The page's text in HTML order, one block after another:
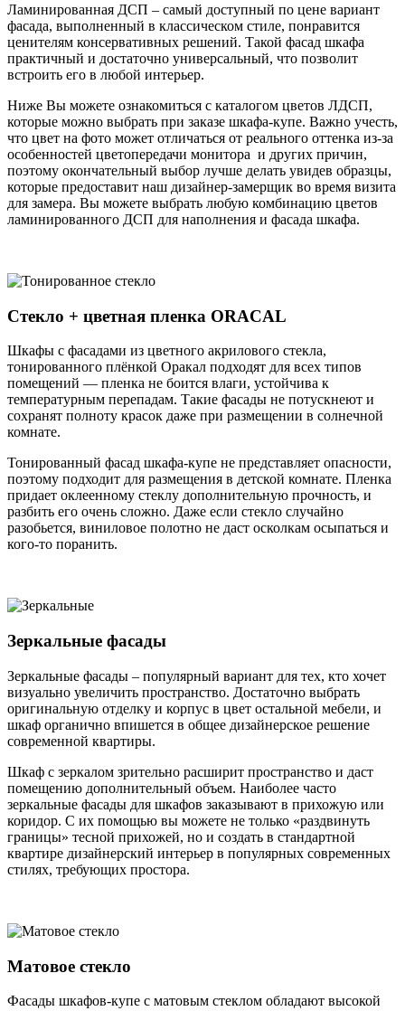
Ламинированная ДСП – самый доступный по цене вариант
фасада, выполненный в классическом стиле, понравится
ценителям консервативных решений. Такой фасад шкафа
практичный и достаточно универсальный, что позволит
встроить его в любой интерьер.
Ниже Вы можете ознакомиться с каталогом цветов ЛДСП,
которые можно выбрать при заказе шкафа-купе. Важно учесть,
что цвет на фото может отличаться от реального оттенка из-за
особенностей цветопередачи монитора и других причин,
поэтому окончательный выбор лучше делать увидев образцы,
которые предоставит наш дизайнер-замерщик во время визита
для замера. Вы можете выбрать любую комбинацию цветов
ламинированного ДСП для наполнения и фасада шкафа.
Стекло + цветная пленка ORACAL
Шкафы с фасадами из цветного акрилового стекла,
тонированного плёнкой Оракал подходят для всех типов
помещений — пленка не боится влаги, устойчива к
температурным перепадам. Такие фасады не потускнеют и
сохранят полноту красок даже при размещении в солнечной
комнате.
Тонированный фасад шкафа-купе не представляет опасности,
поэтому подходит для размещения в детской комнате. Пленка
придает оклеенному стеклу дополнительную прочность, и
разбить его очень сложно. Даже если стекло случайно
разобьется, виниловое полотно не даст осколкам осыпаться и
кого-то поранить.
Зеркальные фасады
Зеркальные фасады – популярный вариант для тех, кто хочет
визуально увеличить пространство. Достаточно выбрать
оригинальную отделку и корпус в цвет остальной мебели, и
шкаф органично впишется в общее дизайнерское решение
современной квартиры.
Шкаф с зеркалом зрительно расширит пространство и даст
помещению дополнительный объем. Наиболее часто
зеркальные фасады для шкафов заказывают в прихожую или
коридор. С их помощью вы можете не только «раздвинуть
границы» тесной прихожей, но и создать в стандартной
квартире дизайнерский интерьер в популярных современных
стилях, требующих простора.
Матовое стекло
Фасады шкафов-купе с матовым стеклом обладают высокой